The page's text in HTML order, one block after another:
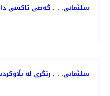
سلێمانی. . . گه‌صی تاكسی
سلێمانی. . . رێگری له‌